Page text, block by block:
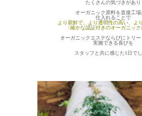
たくさんの気づきがあり
オーガニック原料を直接工場
仕入れることで
より新鮮で、より透明性の高い、よ
〈確かな認証付きのオーガニック
オーガニックエステならびにトリー
実施できる喜びを
スタッフと共に感じた1日でし